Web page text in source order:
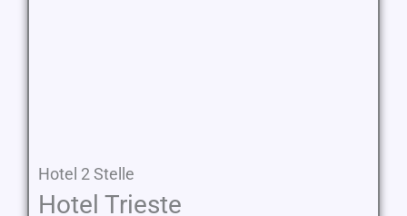
Hotel 2 Stelle
Hotel Trieste